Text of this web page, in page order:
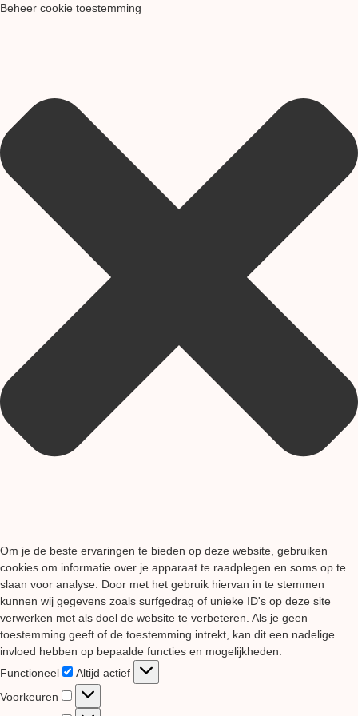
Beheer cookie toestemming
Om je de beste ervaringen te bieden op deze website, gebruiken
cookies om informatie over je apparaat te raadplegen en soms op te
slaan voor analyse. Door met het gebruik hiervan in te stemmen
kunnen wij gegevens zoals surfgedrag of unieke ID's op deze site
verwerken met als doel de website te verbeteren. Als je geen
toestemming geeft of de toestemming intrekt, kan dit een nadelige
invloed hebben op bepaalde functies en mogelijkheden.
Functioneel
Functioneel
Altijd actief
Voorkeuren
Voorkeuren